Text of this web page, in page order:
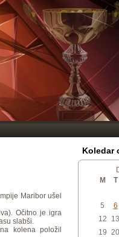
Maribor ušel
Očitno je igra
slabši.
kolena položil
Koledar
M
T
5
6
12
13
19 20